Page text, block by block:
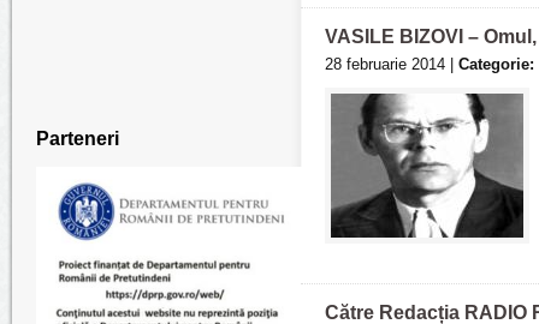
Parteneri
VASILE BIZOVI –
28 februarie 2014 | Categorie:
Către Redacția RADIO